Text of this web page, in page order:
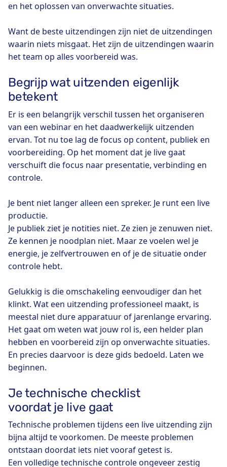
en het oplossen van onverwachte situaties.
Want de beste uitzendingen zijn niet de uitzendingen
waarin niets misgaat. Het zijn de uitzendingen waarin
het team op alles voorbereid was.
Begrijp wat uitzenden eigenlijk
betekent
Er is een belangrijk verschil tussen het organiseren
van een webinar en het daadwerkelijk uitzenden
ervan. Tot nu toe lag de focus op content, publiek en
voorbereiding. Op het moment dat je live gaat
verschuift die focus naar presentatie, verbinding en
controle.
Je bent niet langer alleen een spreker. Je runt een live
productie.
Je publiek ziet je notities niet. Ze zien je zenuwen niet.
Ze kennen je noodplan niet. Maar ze voelen wel je
energie, je zelfvertrouwen en of je de situatie onder
controle hebt.
Gelukkig is die omschakeling eenvoudiger dan het
klinkt. Wat een uitzending professioneel maakt, is
meestal niet dure apparatuur of jarenlange ervaring.
Het gaat om weten wat jouw rol is, een helder plan
hebben en voorbereid zijn op onverwachte situaties.
En precies daarvoor is deze gids bedoeld. Laten we
beginnen.
Je technische checklist
voordat je live gaat
Technische problemen tijdens een live uitzending zijn
bijna altijd te voorkomen. De meeste problemen
ontstaan doordat iets niet vooraf getest is.
Een volledige technische controle ongeveer zestig